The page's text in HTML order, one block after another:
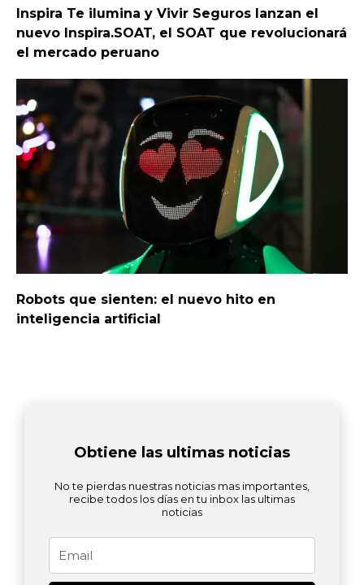
Inspira Te ilumina y Vivir Seguros lanzan el
nuevo Inspira.SOAT, el SOAT que revolucionará
el mercado peruano
Robots que sienten: el nuevo hito en
inteligencia artificial
Obtiene las ultimas noticias
No te pierdas nuestras noticias mas importantes,
recibe todos los días en tu inbox las ultimas
noticias